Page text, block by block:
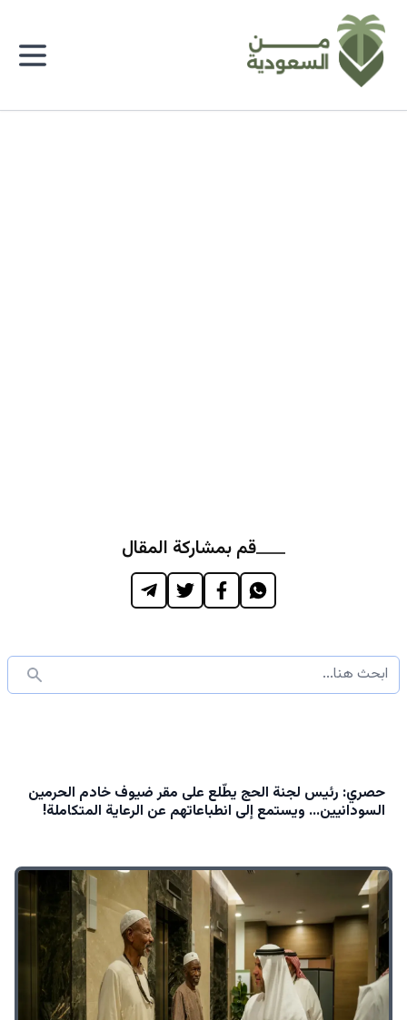
قم بمشاركة المقال
حصري: رئيس لجنة الحج يطّلع على مقر ضيوف خادم الحرمين
السودانيين… ويستمع إلى انطباعاتهم عن الرعاية المتكاملة!